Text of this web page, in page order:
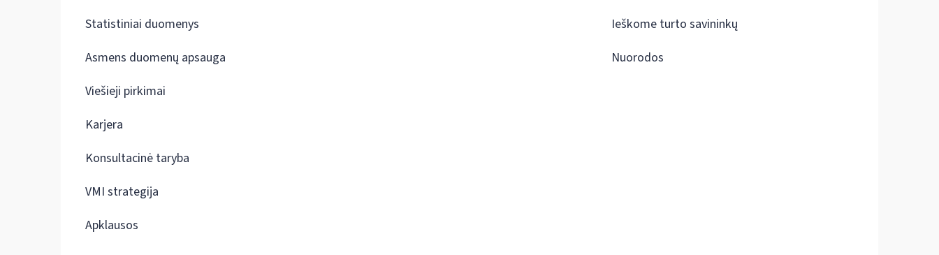
Statistiniai duomenys
Asmens duomenų apsauga
Viešieji pirkimai
Karjera
Konsultacinė taryba
VMI strategija
Apklausos
Ieškome turto savininkų
Nuorodos